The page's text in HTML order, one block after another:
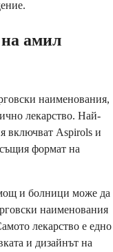
амил
наименования,
лекарство. Най-
включват Aspirols и
формат на
и болници може да
наименования
лекарство е едно
и дизайнът на